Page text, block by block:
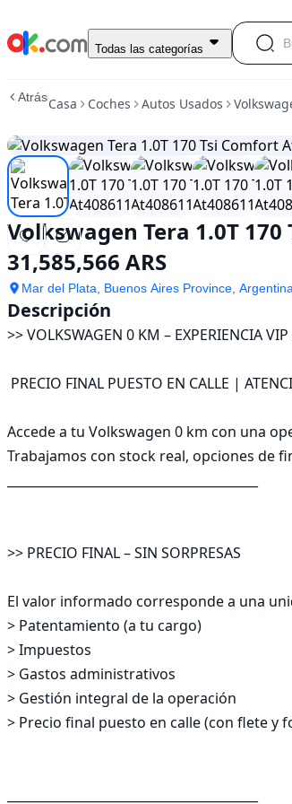
Usado
1.0T
Tsi
Comfort
At
En
venta
31,585,566
ARS
Todas las categorías
AtrásCasa Coches Autos Usados
Volkswagen Tera 1.0T
31,585,566 ARS
Mar del Plata, Buenos Aires Province, Argentina
Descripción
>> VOLKSWAGEN 0 KM – EXPERIENCIA
Accede a tu Volkswagen 0 km con una
Trabajamos con stock real, opciones de
>> PRECIO FINAL – SIN SORPRESAS
El valor informado corresponde a una
> Patentamiento (a tu cargo)
> Impuestos
> Gastos administrativos
> Gestión integral de la operación
> Precio final puesto en calle (con flete y